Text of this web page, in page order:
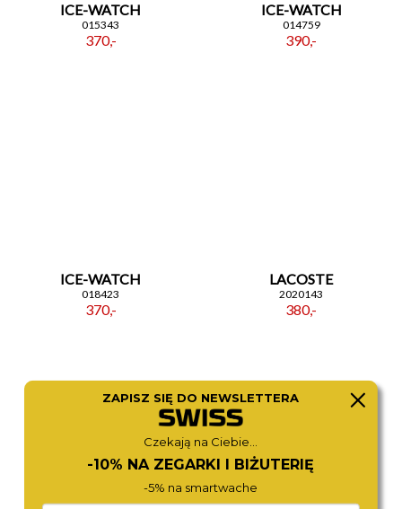
ICE-WATCH
015343
370,-
ICE-WATCH
014759
390,-
ICE-WATCH
018423
370,-
LACOSTE
2020143
380,-
ZAPISZ SIĘ DO NEWSLETTERA
Czekają na Ciebie...
-10% NA ZEGARKI I BIŻUTERIĘ
-5% na smartwache